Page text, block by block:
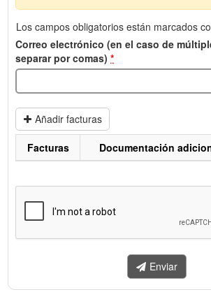
Los campos obligatorios están marcados
Correo electrónico (en el caso de
separar por comas) *
Añadir facturas
enviar.
Facturas Documentación
Enviar